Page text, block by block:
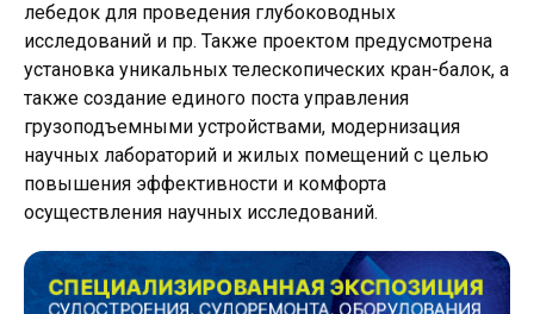
лебедок для проведения глубоководных
исследований и пр. Также проектом предусмотрена
установка уникальных телескопических кран-балок, а
также создание единого поста управления
грузоподъемными устройствами, модернизация
научных лабораторий и жилых помещений с целью
повышения эффективности и комфорта
осуществления научных исследований.